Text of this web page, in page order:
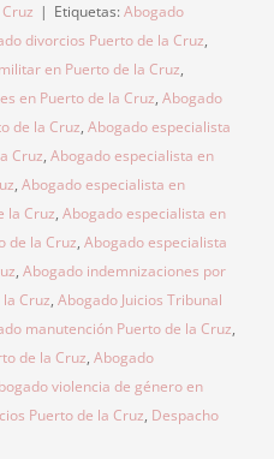
| Etiquetas: Abogado
divorcios Puerto de la Cruz,
en Puerto de la Cruz,
en Puerto de la Cruz, Abogado
de la Cruz, Abogado especialista
Cruz, Abogado especialista en
, Abogado especialista en
la Cruz, Abogado especialista en
de la Cruz, Abogado especialista
, Abogado indemnizaciones por
Cruz, Abogado Juicios Tribunal
manutención Puerto de la Cruz,
de la Cruz, Abogado
violencia de género en
Puerto de la Cruz, Despacho